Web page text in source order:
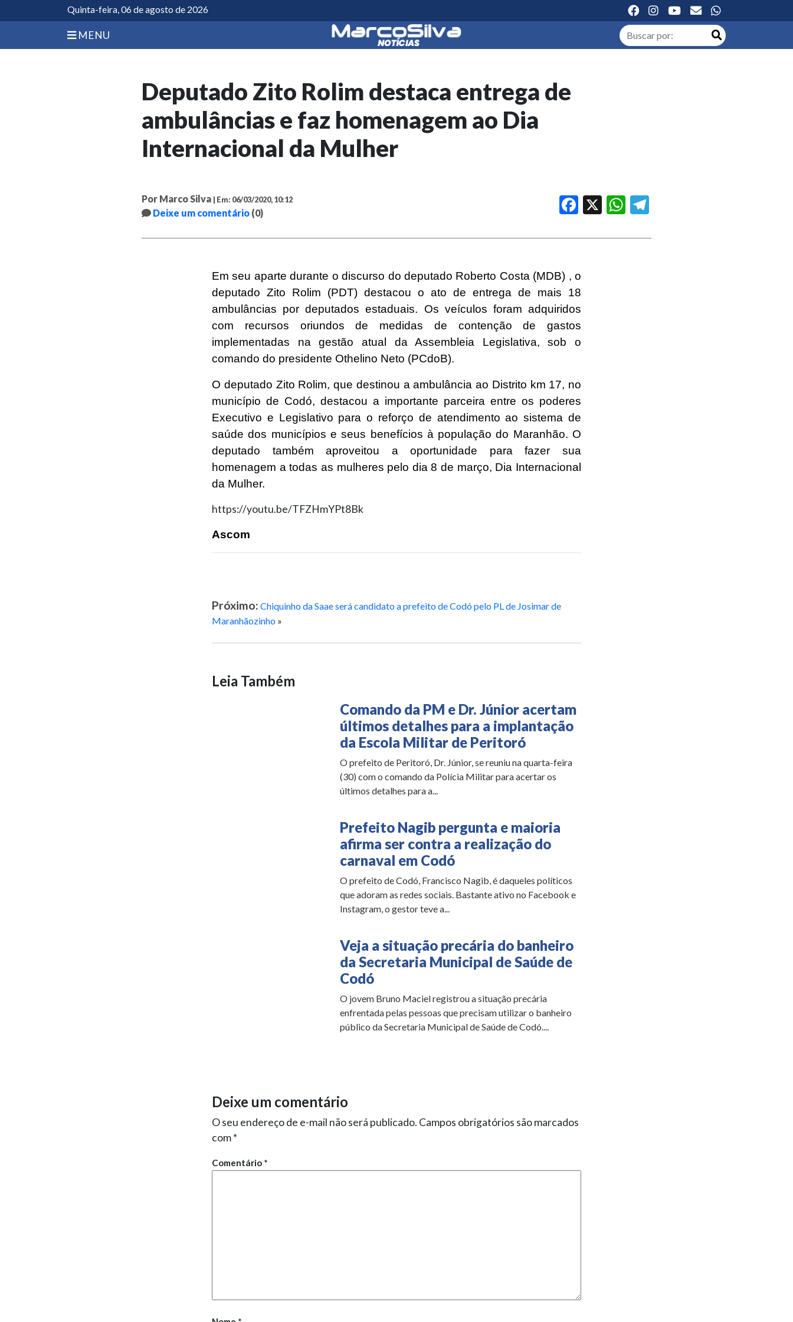
Quinta-feira, 06 de agosto de 2026
MENU
Deputado Zito Rolim destaca entrega de
ambulâncias e faz homenagem ao Dia
Internacional da Mulher
Por Marco Silva | Em: 06/03/2020, 10:12
Deixe um comentário (0)
Facebook WhatsApp
Em seu aparte durante o discurso do deputado Roberto Costa (MDB) , o
deputado Zito Rolim (PDT) destacou o ato de entrega de mais 18
ambulâncias por deputados estaduais. Os veículos foram adquiridos
com recursos oriundos de medidas de contenção de gastos
implementadas na gestão atual da Assembleia Legislativa, sob o
comando do presidente Othelino Neto (PCdoB).
O deputado Zito Rolim, que destinou a ambulância ao Distrito km 17, no
município de Codó, destacou a importante parceira entre os poderes
Executivo e Legislativo para o reforço de atendimento ao sistema de
saúde dos municípios e seus benefícios à população do Maranhão. O
deputado também aproveitou a oportunidade para fazer sua
homenagem a todas as mulheres pelo dia 8 de março, Dia Internacional
da Mulher.
https://youtu.be/TFZHmYPt8Bk
Ascom
Próximo: Chiquinho da Saae será candidato a prefeito de Codó pelo PL de Josimar de
Maranhãozinho »
Leia Também
Comando da PM e Dr. Júnior acertam
últimos detalhes para a implantação
da Escola Militar de Peritoró
O prefeito de Peritoró, Dr. Júnior, se reuniu na quarta-feira
(30) com o comando da Polícia Militar para acertar os
últimos detalhes para a...
Prefeito Nagib pergunta e maioria
afirma ser contra a realização do
carnaval em Codó
O prefeito de Codó, Francisco Nagib, é daqueles políticos
que adoram as redes sociais. Bastante ativo no Facebook e
Instagram, o gestor teve a...
Veja a situação precária do banheiro
da Secretaria Municipal de Saúde de
Codó
O jovem Bruno Maciel registrou a situação precária
enfrentada pelas pessoas que precisam utilizar o banheiro
público da Secretaria Municipal de Saúde de Codó....
Deixe um comentário
O seu endereço de e-mail não será publicado. Campos obrigatórios são marcados
com*
Comentário *